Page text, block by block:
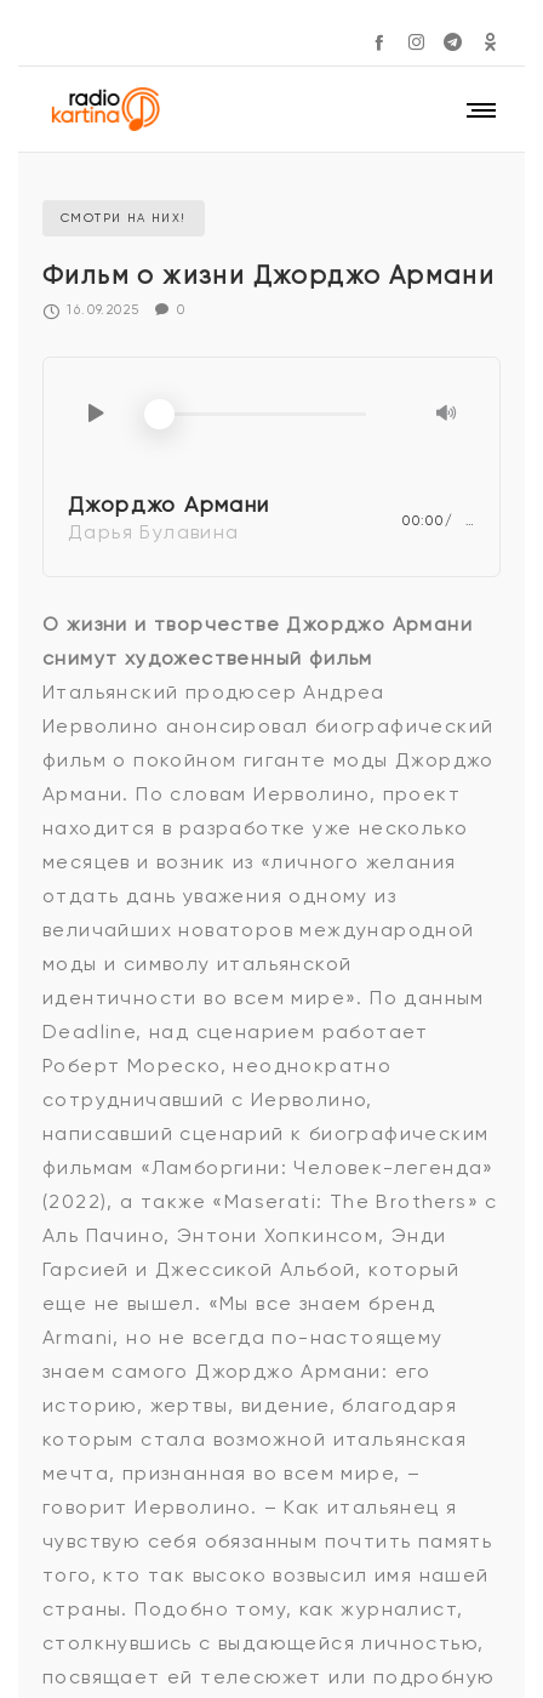
СМОТРИ НА НИХ!
Фильм о жизни Джорджо Армани
16.09.2025 0
Джорджо Армани
Дарья Булавина 00:00 …
О жизни и творчестве Джорджо Армани
снимут художественный фильм
Итальянский продюсер Андреа
Иерволино анонсировал биографический
фильм о покойном гиганте моды Джорджо
Армани. По словам Иерволино, проект
находится в разработке уже несколько
месяцев и возник из «личного желания
отдать дань уважения одному из
величайших новаторов международной
моды и символу итальянской
идентичности во всем мире». По данным
Deadline, над сценарием работает
Роберт Мореско, неоднократно
сотрудничавший с Иерволино,
написавший сценарий к биографическим
фильмам «Ламборгини: Человек-легенда»
(2022), а также «Maserati: The Brothers» с
Аль Пачино, Энтони Хопкинсом, Энди
Гарсией и Джессикой Альбой, который
еще не вышел. «Мы все знаем бренд
Armani, но не всегда по-настоящему
знаем самого Джорджо Армани: его
историю, жертвы, видение, благодаря
которым стала возможной итальянская
мечта, признанная во всем мире, –
говорит Иерволино. – Как итальянец я
чувствую себя обязанным почтить память
того, кто так высоко возвысил имя нашей
страны. Подобно тому, как журналист,
столкнувшись с выдающейся личностью,
посвящает ей телесюжет или подробную